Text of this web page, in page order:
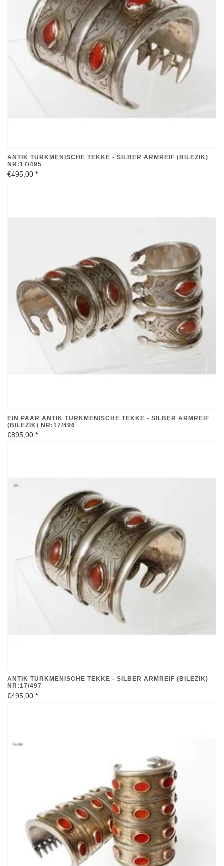
ANTIK TURKMENISCHE TEKKE - SILBER ARMREIF (BILEZIK)
NR:17/495
€495,00 *
EIN PAAR ANTIK TURKMENISCHE TEKKE - SILBER ARMREIF
(BILEZIK) NR:17/496
€895,00 *
ANTIK TURKMENISCHE TEKKE - SILBER ARMREIF (BILEZIK)
NR:17/497
€495,00 *